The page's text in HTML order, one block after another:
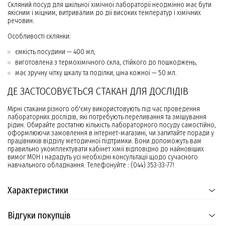
Скляний посуд для шкільної хімічної лабораторії неодмінно має бути
якісним і міцним, витривалим до дії високих температур і хімічних
речовин.
Особливості склянки:
ємкість посудини — 400 мл,
виготовлена з термохімічного скла, стійкого до пошкоджень,
має зручну чітку шкалу та поділки, ціна кожної — 50 мл.
ДЕ ЗАСТОСОВУЄТЬСЯ СТАКАН ДЛЯ ДОСЛІДІВ
Мірні стакани різного об'єму використовують під час проведення
лабораторних дослідів, які потребують переливання та змішування
рідин. Обирайте достатню кількість лабораторного посуду самостійно,
оформлюючи замовлення в інтернет-магазині, чи запитайте поради у
працівників відділу методичної підтримки. Вони допоможуть вам
правильно укомплектувати кабінет хімії відповідно до найновіших
вимог МОН і нададуть усі необхідні консультації щодо сучасного
навчального обладнання. Телефонуйте : (044) 353-33-77!
Характеристики
Відгуки покупців